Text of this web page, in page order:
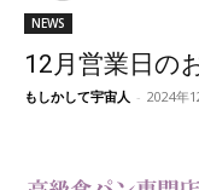
NEWS
12月営業日の
もしかして宇宙人 - 2024年